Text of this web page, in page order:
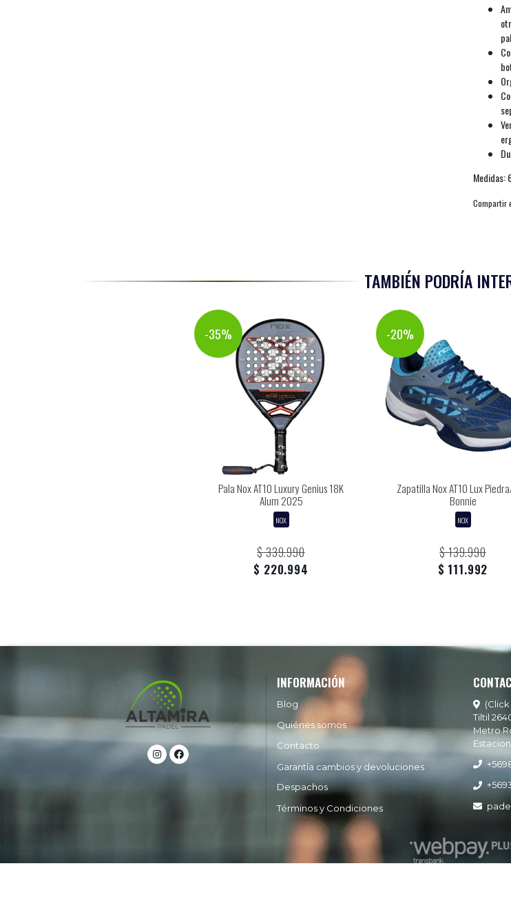
Medidas:
Compartir
TAMBIÉN PODRÍA
-35%
Pala Nox AT10 Luxury Genius 18K
Alum 2025
NOX
$ 339.990
$ 220.994
-20%
Zapatilla Nox AT10 Lux
Bonnie
NOX
$ 139.990
$ 111.992
INFORMACIÓN
Blog
Quiénes somos
Contacto
Garantía cambios y devoluciones
Despachos
Términos y Condiciones
Tiltil
Metro